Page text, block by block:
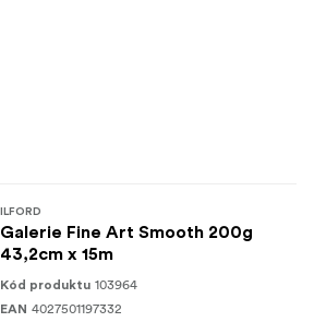
ILFORD
Galerie Fine Art Smooth 200g
43,2cm x 15m
Kód produktu 103964
EAN 4027501197332